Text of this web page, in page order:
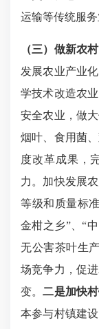
运输等传统服
（三）做新农
发展农业产业
学技术改造农业
安全农业， 做
烟叶、食用菌
度改革成果，
力。 加快发展
等级和质量标准
金柑之乡”、“
无公害茶叶生
场竞争力，促
变。二是加快村
本参与村镇建